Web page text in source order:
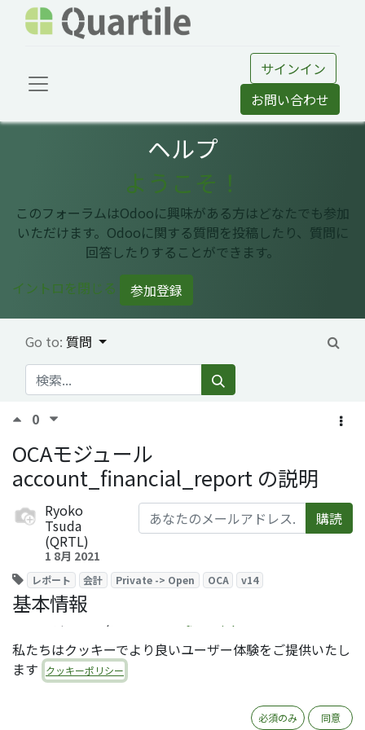
サインイン
お問い合わせ
ヘルプ
ようこそ！
このフォーラムはOdooに興味がある方はどなたでも参加
いただけます。Odooに関する質問を投稿したり、質問に
回答したりすることができます。
イントロを閉じる
参加登録
Go to: 質問
0
OCAモジュール
account_financial_report の説明
Ryoko
Tsuda
(QRTL)
1 8月 2021
購読
レポート 会計 Private -> Open OCA v14
基本情報
モジュール名：
account_financial_report
ライセンス：AGPL-3
オーサー：Camptocamp SA, initOS GmbH, redCOR
私たちはクッキーでより良いユーザー体験をご提供いたし
ます
クッキーポリシー
必須のみ 同意